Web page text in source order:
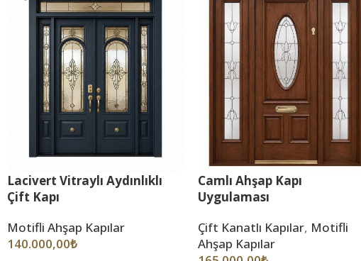
Lacivert Vitraylı Aydınlıklı
Çift Kapı
Motifli Ahşap Kapılar
140.000,00₺
Camlı Ahşap Kapı
Uygulaması
Çift Kanatlı Kapılar, Motifli
Ahşap Kapılar